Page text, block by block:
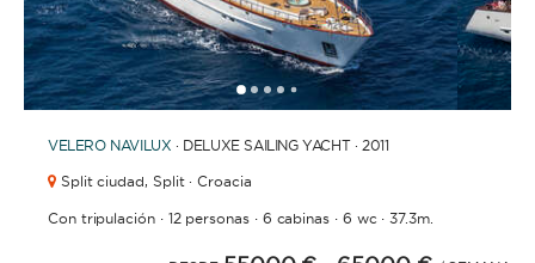
12345 101112131415 161718192021
VELERO NAVILUX · DELUXE SAILING YACHT · 2011
Split ciudad, Split · Croacia
Con tripulación· 12 personas· 6 cabinas · 6 wc·37.3m.